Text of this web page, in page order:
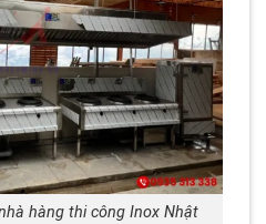
hàng thi công Inox Nhật